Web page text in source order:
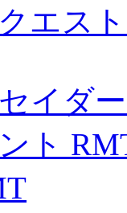
エス
イダ
ト